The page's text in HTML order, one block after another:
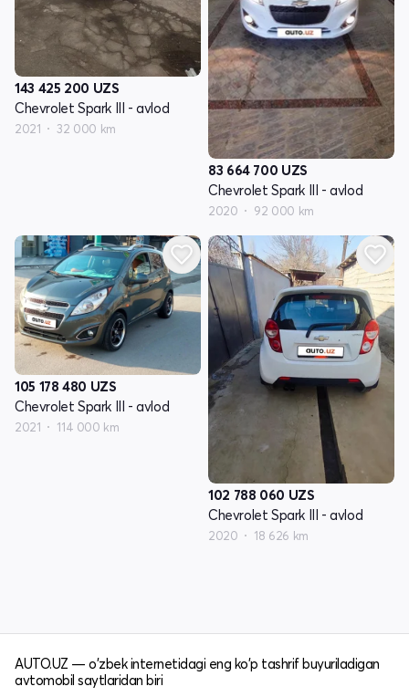
143 425 200 UZS
Chevrolet Spark III - avlod
2021 32 000 km
83 664 700 UZS
Chevrolet Spark III - avlod
2020 92 000 km
105 178 480 UZS
Chevrolet Spark III - avlod
2021 114 000 km
102 788 060 UZS
Chevrolet Spark III - avlod
2020 18 626 km
AUTO.UZ — o'zbek internetidagi eng ko'p tashrif buyuriladigan
avtomobil saytlaridan biri